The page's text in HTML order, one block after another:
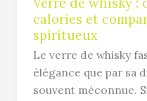
calories et
spiritueux
Le verre de whisky
élégance que par sa
souvent méconnue.
spiritueux